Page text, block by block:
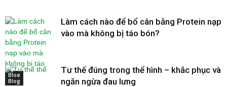
Blog
Làm cách nào để bổ cân bằng Protein nạp
vào mà không bị táo bón?
Blog
Tư thế đúng trong thể hình – khắc phục và
ngăn ngừa đau lưng